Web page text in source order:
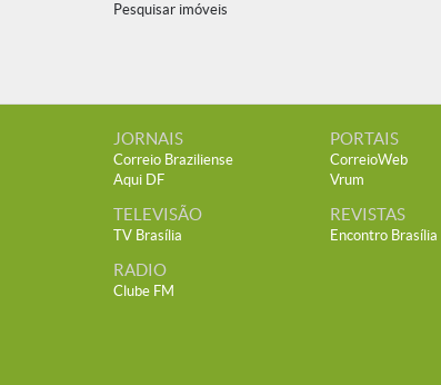
Pesquisar imóveis
JORNAIS
Correio Braziliense
Aqui DF
TELEVISÃO
TV Brasília
RADIO
Clube FM
PORTAIS
CorreioWeb
Vrum
REVISTAS
Encontro Brasília